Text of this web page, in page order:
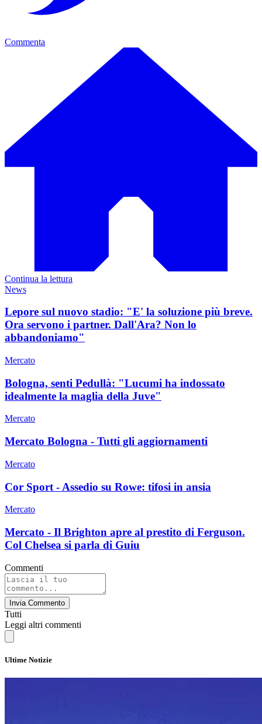
Commenta
Continua la lettura
News
Lepore sul nuovo stadio: "E' la soluzione più breve.
Ora servono i partner. Dall'Ara? Non lo
abbandoniamo"
Mercato
Bologna, senti Pedullà: "Lucumi ha indossato
idealmente la maglia della Juve"
Mercato
Mercato Bologna - Tutti gli aggiornamenti
Mercato
Cor Sport - Assedio su Rowe: tifosi in ansia
Mercato
Mercato - Il Brighton apre al prestito di Ferguson.
Col Chelsea si parla di Guiu
Commenti
Invia Commento
Tutti
Leggi altri commenti
Ultime Notizie